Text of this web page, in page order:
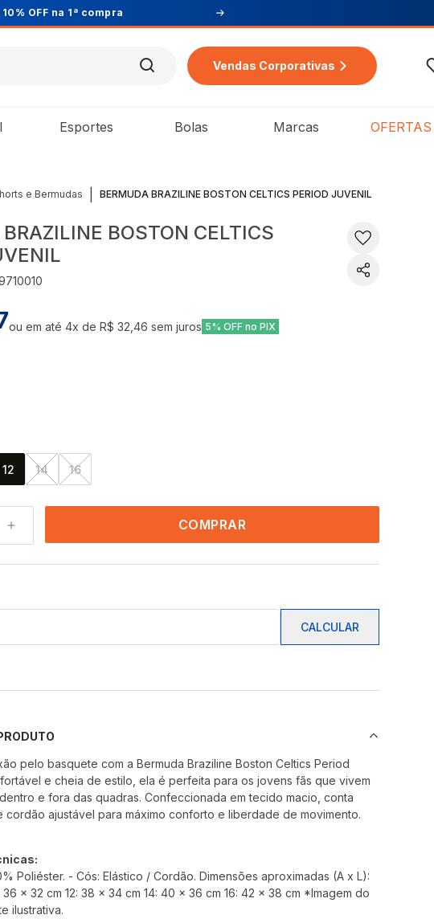
Vendas Corporativas
Esportes Bolas Marcas OFERTAS
e Bermudas BERMUDA BRAZILINE BOSTON CELTICS PERIOD JUVENIL
BOSTON CELTICS
ou em até4x deR$ 32,46 sem juros 5% OFF no PIX
12 14 16
COMPRAR
CALCULAR
pelo basquete com a Bermuda Braziline Boston Celtics Period
e cheia de estilo, ela é perfeita para os jovens fãs que vivem
e fora das quadras. Confeccionada em tecido macio, conta
cordão ajustável para máximo conforto e liberdade de movimento.
Poliéster. - Cós: Elástico / Cordão. Dimensões aproximadas (A x L):
x 32 cm 12: 38 x 34 cm 14: 40 x 36 cm 16: 42 x 38 cm *Imagem do
ilustrativa.